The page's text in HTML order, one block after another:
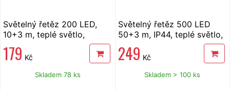
Světelný řetěz 200 LED,
10+3 m, teplé světlo,
179 Kč
Skladem 78 ks
Světelný řetěz 500 LED
50+3 m, IP44, teplé světlo,
249 Kč
Skladem > 100 ks